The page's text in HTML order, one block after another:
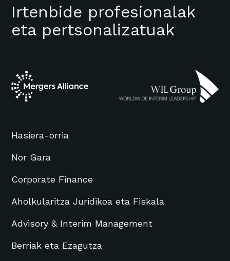
Irtenbide profesionalak
eta pertsonalizatuak
Hasiera-orria
Nor Gara
Corporate Finance
Aholkularitza Juridikoa eta Fiskala
Advisory & Interim Management
Berriak eta Ezagutza